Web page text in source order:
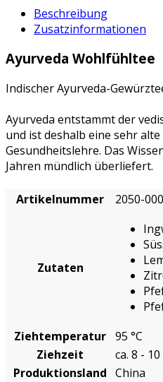
Beschreibung
Zusatzinformationen
Ayurveda Wohlfühltee
Indischer Ayurveda-
Ayurveda entstammt der
und ist deshalb eine sehr
Gesundheitslehre. Das
Jahren mündlich überliefert.
Artikelnummer 2050-
Zutaten
Ziehtemperatur 95 °C
Ziehzeit
ca. 8 -
Produktionsland China